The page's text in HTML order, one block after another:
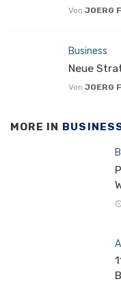
Von JOERG
Business
Neue
Von JOERG
MORE IN